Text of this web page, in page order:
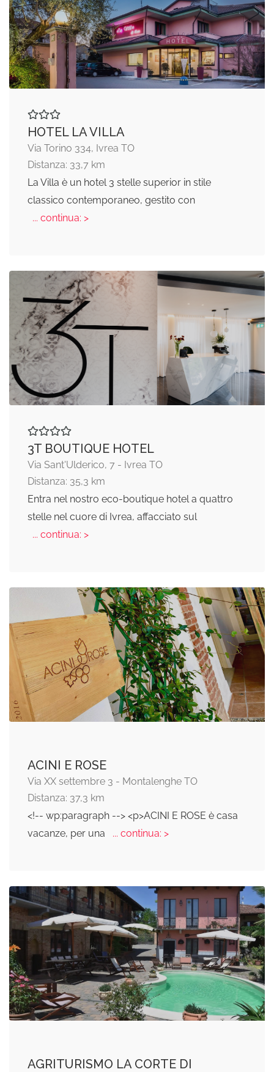
HOTEL LA VILLA
Via Torino 334, Ivrea TO
Distanza: 33,7 km
La Villa è un hotel 3 stelle superior in stile
classico contemporaneo, gestito con
... continua: >
3T BOUTIQUE HOTEL
Via Sant'Ulderico, 7 - Ivrea TO
Distanza: 35,3 km
Entra nel nostro eco-boutique hotel a quattro
stelle nel cuore di Ivrea, affacciato sul
... continua: >
ACINI E ROSE
Via XX settembre 3 - Montalenghe TO
Distanza: 37,3 km
<!-- wp:paragraph --> <p>ACINI E ROSE è casa
vacanze, per una
... continua: >
AGRITURISMO LA CORTE DI